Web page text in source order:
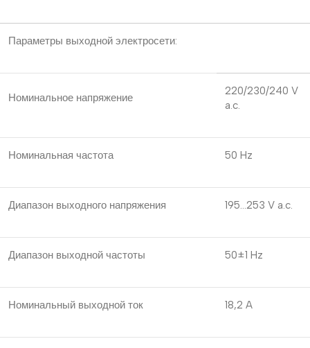
Параметры выходной электросети:
Номинальное напряжение
220/230/240 V
a.c.
Номинальная частота 50 Hz
Диапазон выходного напряжения 195…253 V a.c.
Диапазон выходной частоты 50±1 Hz
Номинальный выходной ток 18,2 A